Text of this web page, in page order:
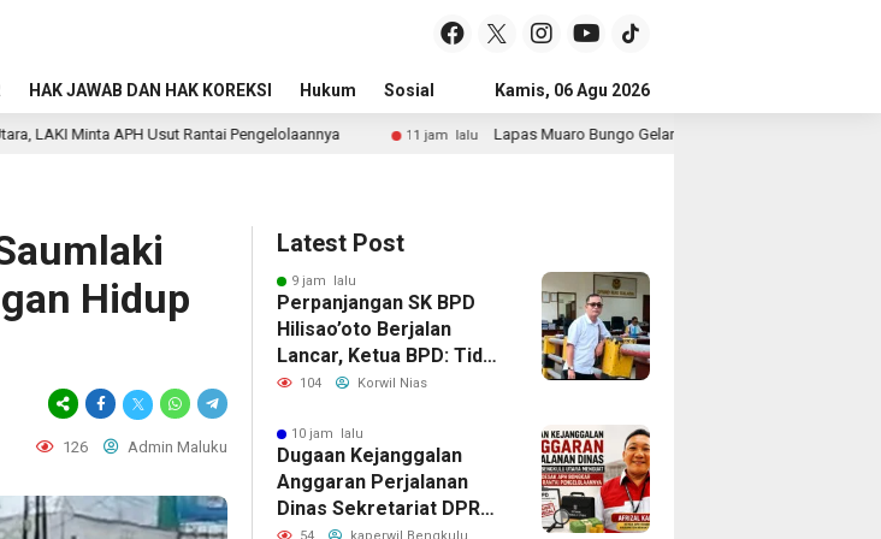
HAK JAWAB DAN HAK KOREKSI Hukum Sosial Pendidikan Politik
Kamis, 06 Agu 2026
Pengelolaannya 11 jam lalu Lapas Muaro Bungo Gelar Kegiatan Doa Kebangsaan Lintas Agama Dan Kick Off
Hidup
126 Admin Maluku
Latest Post
9 jam lalu
Perpanjangan SK BPD
Hilisao’oto Berjalan
Lancar, Ketua BPD: Tidak
Ada Kendala
104 Korwil Nias
10 jam lalu
Dugaan Kejanggalan
Anggaran Perjalanan
Dinas Sekretariat DPRD